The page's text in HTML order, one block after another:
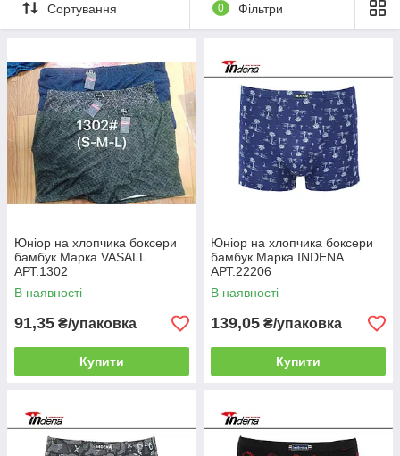
Сортування 0 Фільтри
Юніор на хлопчика боксери
бамбук Марка VASALL
АРТ.1302
В наявності
91,35 ₴/упаковка
Купити
Юніор на хлопчика боксери
бамбук Марка INDENA
АРТ.22206
В наявності
139,05 ₴/упаковка
Купити